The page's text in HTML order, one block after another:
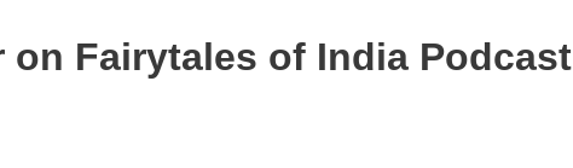
on Fairytales of India Podcast